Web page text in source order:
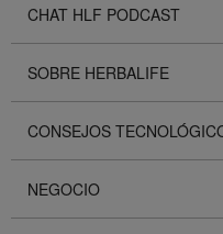
CHAT HLF PODCAST
SOBRE HERBALIFE
CONSEJOS
NEGOCIO